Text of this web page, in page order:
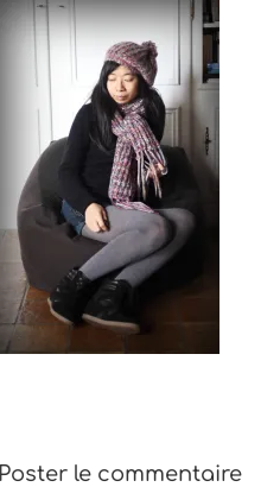
Poster le commentaire